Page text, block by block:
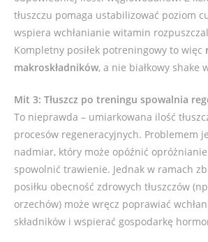
tłuszczu pomaga ustabilizować poziom
wspiera wchłanianie witamin
Kompletny posiłek potreningowy to więc
makroskładników, a nie białkowy shake
Mit 3: Tłuszcz po treningu spowalnia
To nieprawda – umiarkowana ilość
procesów regeneracyjnych. Problemem
nadmiar, który może opóźnić
spowolnić trawienie. Jednak w ramach
posiłku obecność zdrowych tłuszczów
orzechów) może wręcz poprawiać
składników i wspierać gospodarkę